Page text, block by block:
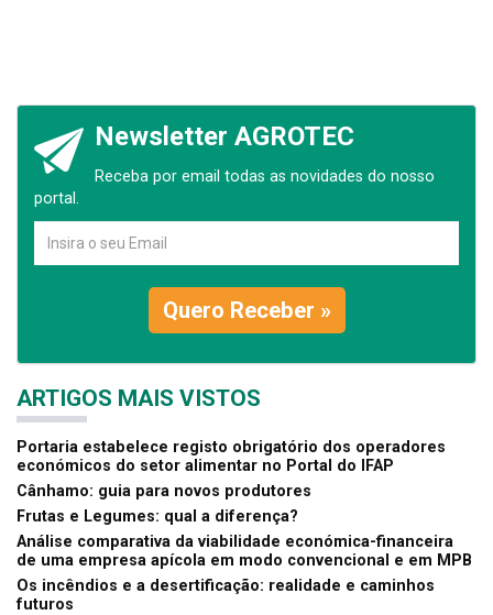
Newsletter AGROTEC
Receba por email todas as novidades do nosso
portal.
Quero Receber »
ARTIGOS MAIS VISTOS
Portaria estabelece registo obrigatório dos operadores
económicos do setor alimentar no Portal do IFAP
Cânhamo: guia para novos produtores
Frutas e Legumes: qual a diferença?
Análise comparativa da viabilidade económica-financeira
de uma empresa apícola em modo convencional e em MPB
Os incêndios e a desertificação: realidade e caminhos
futuros